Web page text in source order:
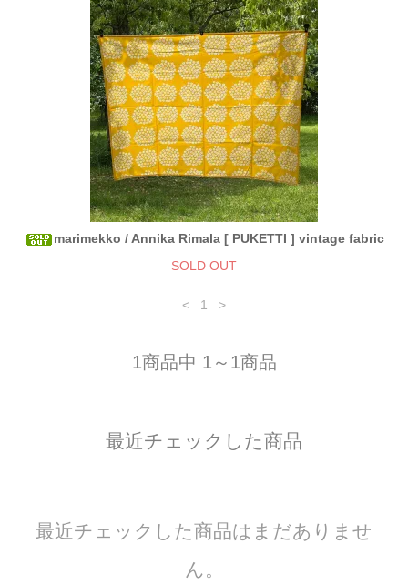
marimekko / Annika Rimala [ PUKETTI ] vintage fabric
SOLD OUT
< 1 >
1商品中 1～1商品
最近チェックした商品
最近チェックした商品はまだありませ
ん。